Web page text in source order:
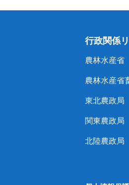
行政関係
農林水産省
農林水産省
東北農政局
関東農政局
北陸農政局